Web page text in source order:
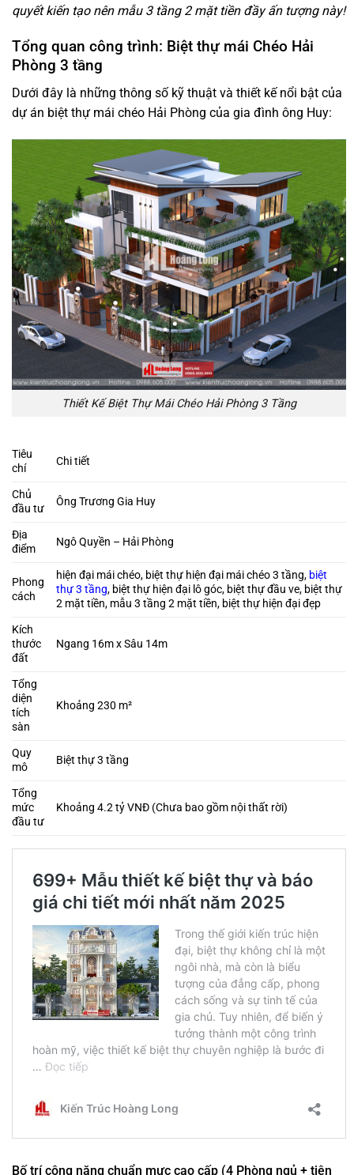
quyết kiến tạo nên mẫu 3 tầng 2 mặt tiền đầy ấn tượng này!
Tổng quan công trình: Biệt thự mái Chéo Hải
Phòng 3 tầng
Dưới đây là những thông số kỹ thuật và thiết kế nổi bật của
dự án biệt thự mái chéo Hải Phòng của gia đình ông Huy:
Thiết Kế Biệt Thự Mái Chéo Hải Phòng 3 Tầng
Tiêu
chí
Chi tiết
Chủ
đầu tư
Ông Trương Gia Huy
Địa
điểm
Ngô Quyền – Hải Phòng
Phong
cách
hiện đại mái chéo, biệt thự hiện đại mái chéo 3 tầng, biệt
thự 3 tầng, biệt thự hiện đại lô góc, biệt thự đầu ve, biệt thự
2 mặt tiền, mẫu 3 tầng 2 mặt tiền, biệt thự hiện đại đẹp
Kích
thước
đất
Ngang 16m x Sâu 14m
Tổng
diện
tích
sàn
Khoảng 230 m²
Quy
mô
Biệt thự 3 tầng
Tổng
mức
đầu tư
Khoảng 4.2 tỷ VNĐ (Chưa bao gồm nội thất rời)
Bố trí công năng chuẩn mực cao cấp (4 Phòng ngủ + tiện